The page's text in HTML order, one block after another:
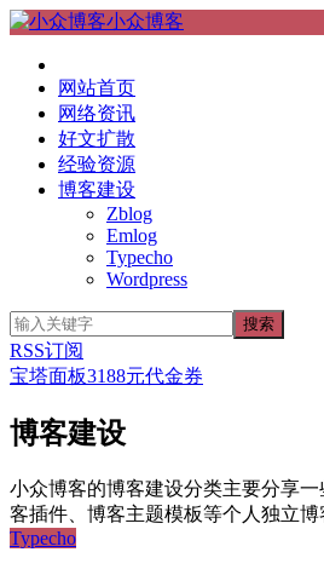
小众博客
网站首页
网络资讯
好文扩散
经验资源
博客建设
Zblog
Emlog
Typecho
Wordpress
RSS订阅
宝塔面板3188元代金券
博客建设
小众博客的博客建设分类主要分享
客插件、博客主题模板等个人独立博
Typecho